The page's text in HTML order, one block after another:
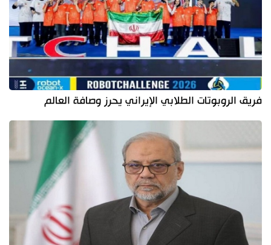
فريق الروبوتات الطلابي الإيراني يحرز وصافة العالم